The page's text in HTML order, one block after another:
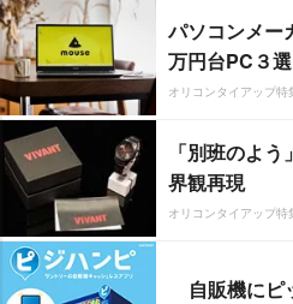
パソコンメー
万円台PC３選
オリコンタイアップ特
「別班のよ
界観再現
オリコンタイアップ特
自販機にピ